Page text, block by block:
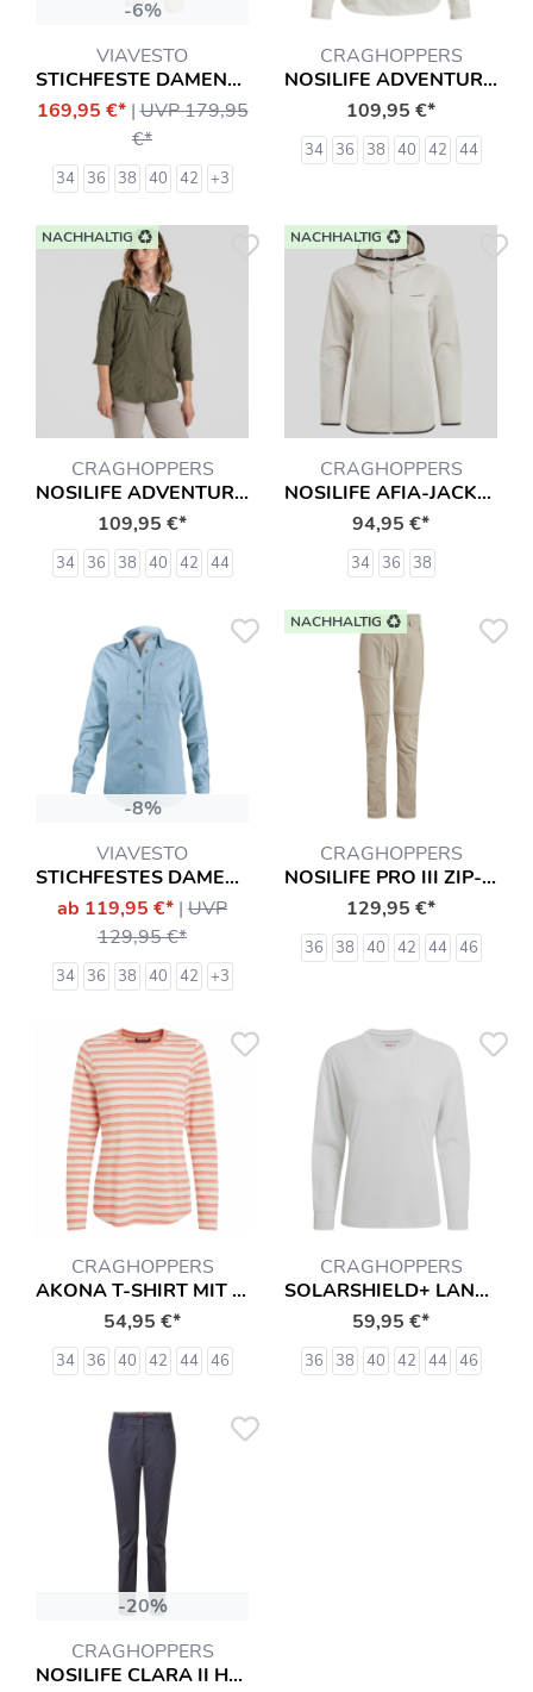
-6%
VIAVESTO
STICHFESTE DAMEN-HOSE DIAS
169,95 €* |UVP 179,95
€*
34 36 38 40 42 +3
CRAGHOPPERS
NOSILIFE ADVENTURE III TRAVEL BLUSE HEMD
109,95 €*
34 36 38 40 42 44
NACHHALTIG
CRAGHOPPERS
NOSILIFE ADVENTURE III TRAVEL BLUSE HEMD
109,95 €*
34 36 38 40 42 44
NACHHALTIG
CRAGHOPPERS
NOSILIFE AFIA-JACKE MIT INSEKTENSCHUTZ HEMD
94,95 €*
34 36 38
-8%
VIAVESTO
STICHFESTES DAMENHEMD DIAS
ab 119,95 €* | UVP
129,95 €*
34 36 38 40 42 +3
NACHHALTIG
CRAGHOPPERS
NOSILIFE PRO III ZIP-OFF HOSE
129,95 €*
36 38 40 42 44 46
CRAGHOPPERS
AKONA T-SHIRT MIT INSEKTENSCHUTZ LANGARMSHIRT HEMD
54,95 €*
34 36 40 42 44 46
CRAGHOPPERS
SOLARSHIELD+ LANGARMSHIRT T-SHIRT MIT INSEKTENSCHUTZ (LONG SLEEVED) HEMD
59,95 €*
36 38 40 42 44 46
-20%
CRAGHOPPERS
NOSILIFE CLARA II HOSE